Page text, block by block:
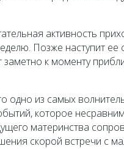
активность
Позже наступит ее
заметно к моменту
одно из самых
которое
материнства
скорой встречи с